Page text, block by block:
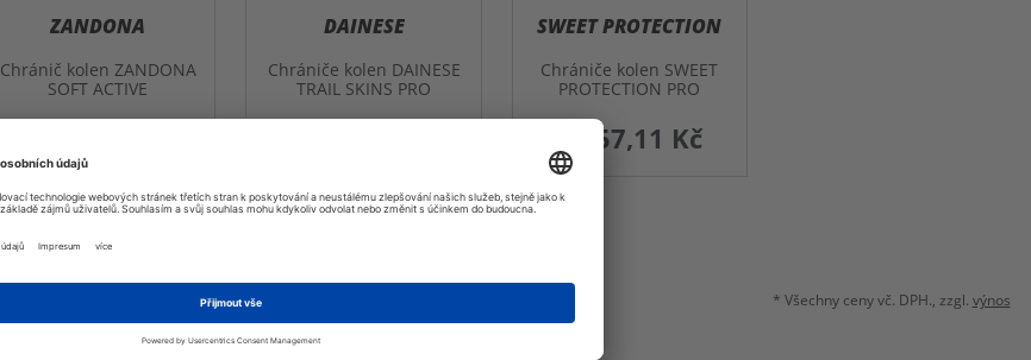
ZANDONA
Chránič kolen ZANDONA
SOFT ACTIVE
DAINESE
Chrániče kolen DAINESE
TRAIL SKINS PRO
SWEET PROTECTION
Chrániče kolen SWEET
PROTECTION PRO
2 657,11 Kč
* Všechny ceny vč. DPH., zzgl. výnos